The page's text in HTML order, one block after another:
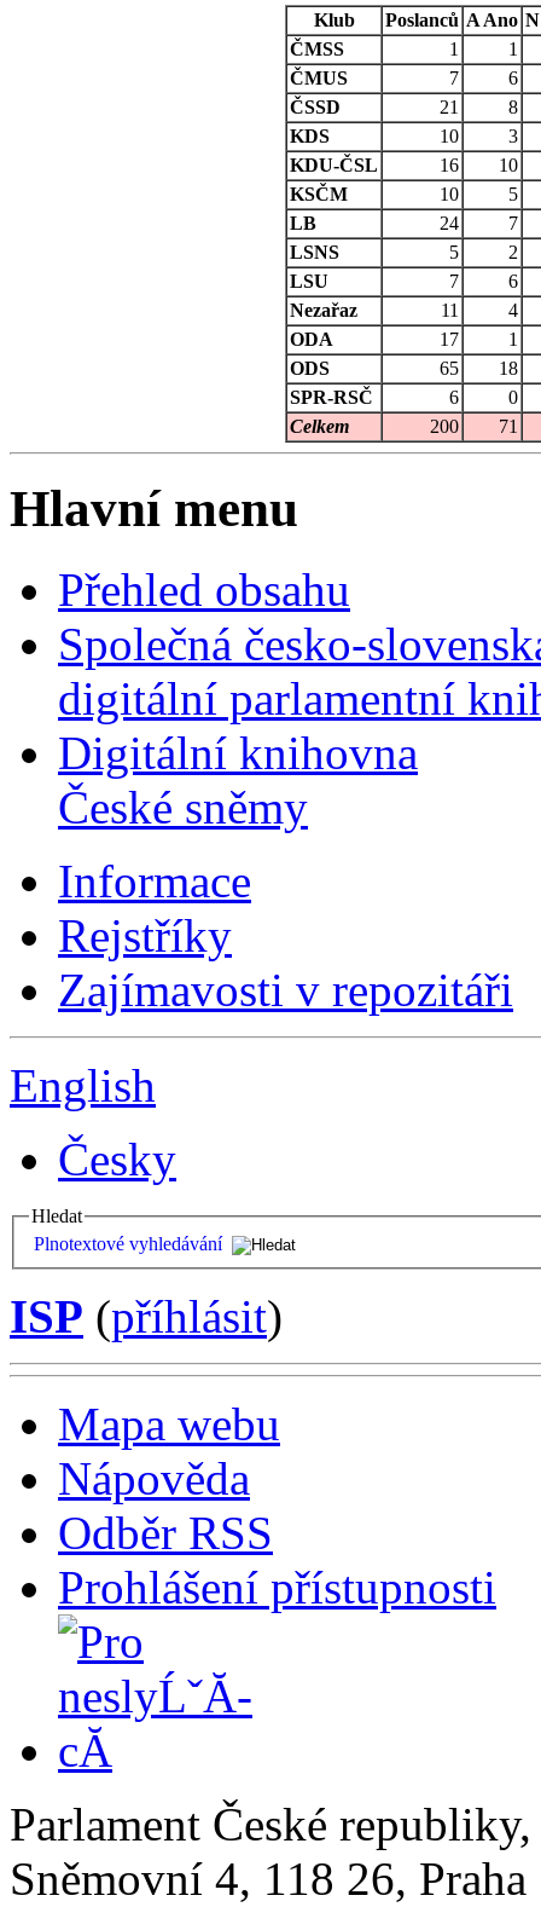
Klub Poslanců A Ano N
ČMSS
1
1
ČMUS
7
6
ČSSD
21
8
KDS
10
3
KDU-ČSL
16
10
KSČM
10
5
LB
24
7
LSNS
5
2
LSU
7
6
Nezařaz
11
4
ODA
17
1
ODS
65
18
SPR-RSČ
6
0
Celkem
200 71
Hlavní menu
Přehled obsahu
Společná česko-
digitální parlamentní
Digitální knihovna
České sněmy
Informace
Rejstříky
Zajímavosti v repozitáři
English
Česky
Hledat
Plnotextové vyhledávání
ISP (příhlásit)
Mapa webu
Nápověda
Odběr RSS
Prohlášení přístupnosti
Parlament České
Sněmovní 4, 118 26,